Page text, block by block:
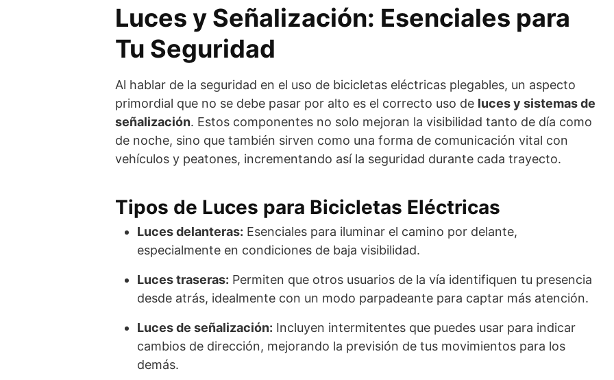
Luces y Señalización: Esenciales para
Tu Seguridad
Al hablar de la seguridad en el uso de bicicletas eléctricas plegables, un aspecto
primordial que no se debe pasar por alto es el correcto uso de luces y sistemas de
señalización. Estos componentes no solo mejoran la visibilidad tanto de día como
de noche, sino que también sirven como una forma de comunicación vital con
vehículos y peatones, incrementando así la seguridad durante cada trayecto.
Tipos de Luces para Bicicletas Eléctricas
Luces delanteras: Esenciales para iluminar el camino por delante,
especialmente en condiciones de baja visibilidad.
Luces traseras: Permiten que otros usuarios de la vía identifiquen tu presencia
desde atrás, idealmente con un modo parpadeante para captar más atención.
Luces de señalización: Incluyen intermitentes que puedes usar para indicar
cambios de dirección, mejorando la previsión de tus movimientos para los
demás.